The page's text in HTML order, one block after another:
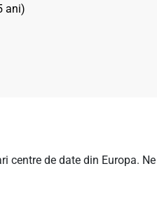
ani)
centre de date din Europa. Ne